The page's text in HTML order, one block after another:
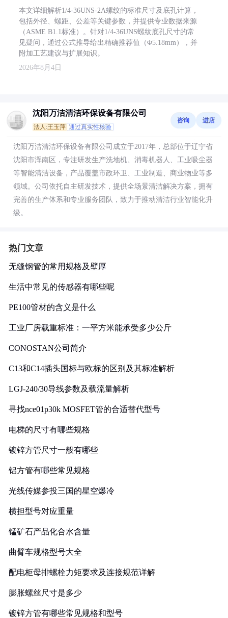
本文详细解析1/4-36UNS-2A螺纹的标准尺寸及底孔计算，
包括外径、螺距、公差等关键参数，并提供专业数据来源
（ASME B1.1标准）。针对1/4-36UNS螺纹底孔尺寸的常
见疑问，通过公式推导给出精确推荐值（Φ5.18mm），并
附加工艺建议与扩展知识。
2026年8月4日
沈阳万洁清洁环保设备有限公司
法人:王玉萍 通过真实性核验
咨询 进店
沈阳万洁清洁环保设备有限公司成立于2017年，总部位于辽宁省
沈阳市浑南区，专注研发生产洗地机、消毒机器人、工业吸尘器
等智能清洁设备，产品覆盖市政环卫、工业制造、商业物业等多
领域。公司依托自主研发技术，提供全场景清洁解决方案，拥有
完善的生产体系和专业服务团队，致力于推动清洁行业智能化升
级。
热门文章
无缝钢管的常用规格及壁厚
生活中常见的传感器有哪些呢
PE100管材的含义是什么
工业厂房载重标准：一平方米能承受多少公斤
CONOSTAN公司简介
C13和C14插头国标与欧标的区别及其标准解析
LGJ-240/30导线参数及载流量解析
寻找nce01p30k MOSFET管的合适替代型号
电梯的尺寸有哪些规格
镀锌方管尺寸一般有哪些
铝方管有哪些常见规格
光线传媒参投三国的星空爆冷
横担型号对应重量
锰矿石产品化合水含量
曲臂车规格型号大全
配电柜母排螺栓力矩要求及连接规范详解
膨胀螺丝尺寸是多少
镀锌方管有哪些常见规格和型号